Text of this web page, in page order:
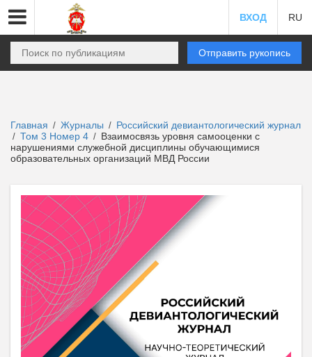
ВХОД RU
Отправить рукопись
Главная / Журналы / Российский девиантологический журнал
/ Том 3 Номер 4 / Взаимосвязь уровня самооценки с
нарушениями служебной дисциплины обучающимися
образовательных организаций МВД России